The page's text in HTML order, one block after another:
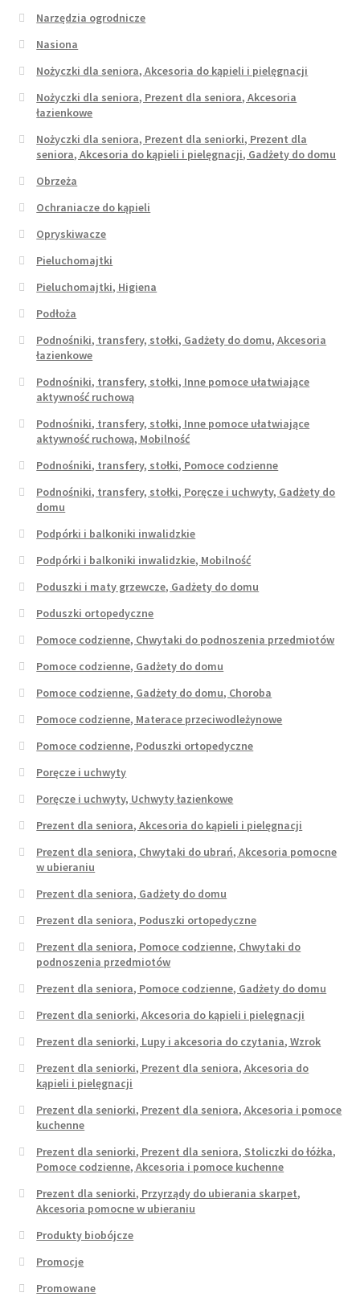
Narzędzia ogrodnicze
Nasiona
Nożyczki dla seniora, Akcesoria do kąpieli i pielęgnacji
Nożyczki dla seniora, Prezent dla seniora, Akcesoria
łazienkowe
Nożyczki dla seniora, Prezent dla seniorki, Prezent dla
seniora, Akcesoria do kąpieli i pielęgnacji, Gadżety do domu
Obrzeża
Ochraniacze do kąpieli
Opryskiwacze
Pieluchomajtki
Pieluchomajtki, Higiena
Podłoża
Podnośniki, transfery, stołki, Gadżety do domu, Akcesoria
łazienkowe
Podnośniki, transfery, stołki, Inne pomoce ułatwiające
aktywność ruchową
Podnośniki, transfery, stołki, Inne pomoce ułatwiające
aktywność ruchową, Mobilność
Podnośniki, transfery, stołki, Pomoce codzienne
Podnośniki, transfery, stołki, Poręcze i uchwyty, Gadżety do
domu
Podpórki i balkoniki inwalidzkie
Podpórki i balkoniki inwalidzkie, Mobilność
Poduszki i maty grzewcze, Gadżety do domu
Poduszki ortopedyczne
Pomoce codzienne, Chwytaki do podnoszenia przedmiotów
Pomoce codzienne, Gadżety do domu
Pomoce codzienne, Gadżety do domu, Choroba
Pomoce codzienne, Materace przeciwodleżynowe
Pomoce codzienne, Poduszki ortopedyczne
Poręcze i uchwyty
Poręcze i uchwyty, Uchwyty łazienkowe
Prezent dla seniora, Akcesoria do kąpieli i pielęgnacji
Prezent dla seniora, Chwytaki do ubrań, Akcesoria pomocne
w ubieraniu
Prezent dla seniora, Gadżety do domu
Prezent dla seniora, Poduszki ortopedyczne
Prezent dla seniora, Pomoce codzienne, Chwytaki do
podnoszenia przedmiotów
Prezent dla seniora, Pomoce codzienne, Gadżety do domu
Prezent dla seniorki, Akcesoria do kąpieli i pielęgnacji
Prezent dla seniorki, Lupy i akcesoria do czytania, Wzrok
Prezent dla seniorki, Prezent dla seniora, Akcesoria do
kąpieli i pielęgnacji
Prezent dla seniorki, Prezent dla seniora, Akcesoria i pomoce
kuchenne
Prezent dla seniorki, Prezent dla seniora, Stoliczki do łóżka,
Pomoce codzienne, Akcesoria i pomoce kuchenne
Prezent dla seniorki, Przyrządy do ubierania skarpet,
Akcesoria pomocne w ubieraniu
Produkty biobójcze
Promocje
Promowane